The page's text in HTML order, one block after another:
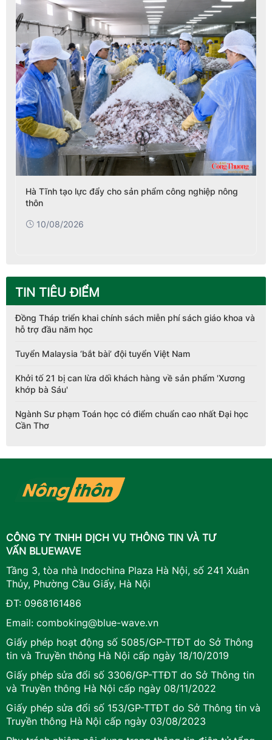
Hà Tĩnh tạo lực đẩy cho sản phẩm công nghiệp nông
thôn
10/08/2026
TIN TIÊU ĐIỂM
Đồng Tháp triển khai chính sách miễn phí sách giáo khoa và
hỗ trợ đầu năm học
Tuyển Malaysia ‘bắt bài’ đội tuyển Việt Nam
Khởi tố 21 bị can lừa dối khách hàng về sản phẩm 'Xương
khớp bà Sáu'
Ngành Sư phạm Toán học có điểm chuẩn cao nhất Đại học
Cần Thơ
CÔNG TY TNHH DỊCH VỤ THÔNG TIN VÀ TƯ
VẤN BLUEWAVE
Tầng 3, tòa nhà Indochina Plaza Hà Nội, số 241 Xuân
Thủy, Phường Cầu Giấy, Hà Nội
ĐT: 0968161486
Email: comboking@blue-wave.vn
Giấy phép hoạt động số 5085/GP-TTĐT do Sở Thông
tin và Truyền thông Hà Nội cấp ngày 18/10/2019
Giấy phép sửa đổi số 3306/GP-TTĐT do Sở Thông tin
và Truyền thông Hà Nội cấp ngày 08/11/2022
Giấy phép sửa đổi số 153/GP-TTĐT do Sở Thông tin và
Truyền thông Hà Nội cấp ngày 03/08/2023